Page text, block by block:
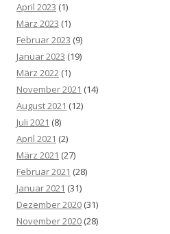
April 2023 (1)
März 2023 (1)
Februar 2023 (9)
Januar 2023 (19)
März 2022 (1)
November 2021 (14)
August 2021 (12)
Juli 2021 (8)
April 2021 (2)
März 2021 (27)
Februar 2021 (28)
Januar 2021 (31)
Dezember 2020 (31)
November 2020 (28)